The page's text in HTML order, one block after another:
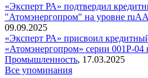
«Эксперт РА» подтвердил
"Атомэнергопром" на уровне
09.09.2025
«Эксперт РА» присвоил
«Атомэнергопром» серии 001P-
Промышленность, 17.03.2025
Все упоминания